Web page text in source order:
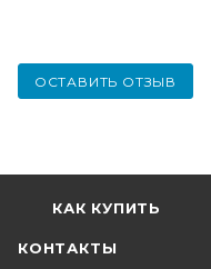
ОСТАВИТЬ ОТЗЫВ
КАК КУПИТЬ
КОНТАКТЫ